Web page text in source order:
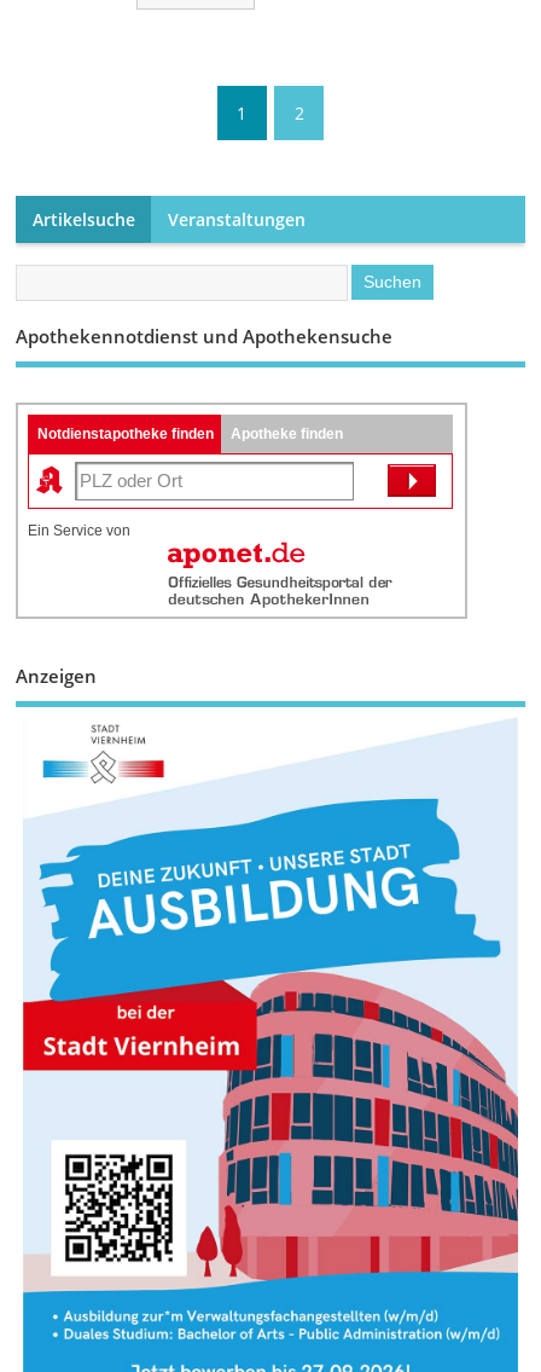
1 2
Artikelsuche Veranstaltungen
Apothekennotdienst und Apothekensuche
Notdienstapotheke finden Apotheke finden
Ein Service von
Anzeigen